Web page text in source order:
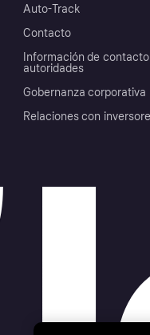
Auto-Track
Contacto
Información de
autoridades
Gobernanza corporativa
Relaciones con